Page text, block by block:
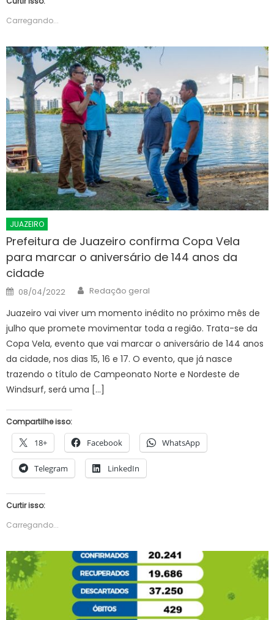
Carregando...
JUAZEIRO
Prefeitura de Juazeiro confirma Copa Vela
para marcar o aniversário de 144 anos da
cidade
Posted
on
08/04/2022 Author
Redação geral
Juazeiro vai viver um momento inédito no próximo mês de
julho que promete movimentar toda a região. Trata-se da
Copa Vela, evento que vai marcar o aniversário de 144 anos
da cidade, nos dias 15, 16 e 17. O evento, que já nasce
trazendo o título de Campeonato Norte e Nordeste de
Windsurf, será uma […]
Compartilhe isso:
18+ Facebook WhatsApp
Telegram LinkedIn
Curtir isso:
Carregando...